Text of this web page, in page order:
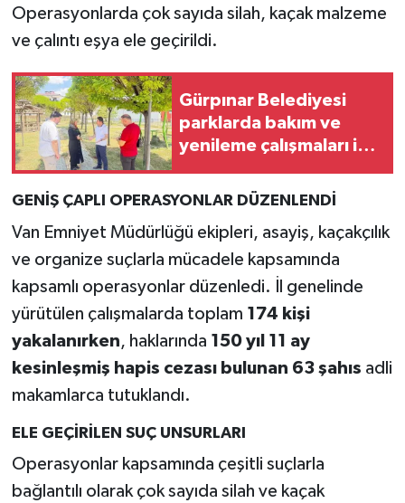
Operasyonlarda çok sayıda silah, kaçak malzeme
ve çalıntı eşya ele geçirildi.
Gürpınar Belediyesi
parklarda bakım ve
yenileme çalışmaları için
GENİŞ ÇAPLI OPERASYONLAR DÜZENLENDİ
Van Emniyet Müdürlüğü ekipleri, asayiş, kaçakçılık
ve organize suçlarla mücadele kapsamında
kapsamlı operasyonlar düzenledi. İl genelinde
yürütülen çalışmalarda toplam 174 kişi
yakalanırken, haklarında 150 yıl 11 ay
kesinleşmiş hapis cezası bulunan 63 şahıs adli
makamlarca tutuklandı.
ELE GEÇİRİLEN SUÇ UNSURLARI
Operasyonlar kapsamında çeşitli suçlarla
bağlantılı olarak çok sayıda silah ve kaçak